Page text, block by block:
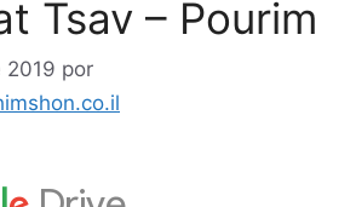
Tsav – Pourim
2019 por